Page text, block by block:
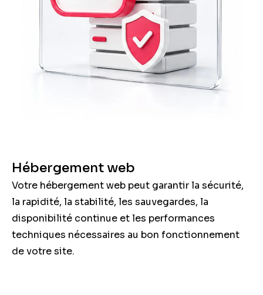
Hébergement web
Votre hébergement web peut garantir la sécurité,
la rapidité, la stabilité, les sauvegardes, la
disponibilité continue et les performances
techniques nécessaires au bon fonctionnement
de votre site.